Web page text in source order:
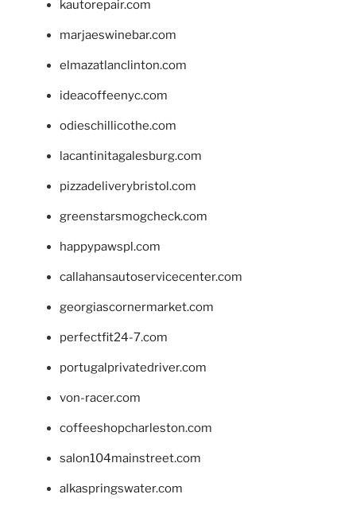
kautorepair.com
marjaeswinebar.com
elmazatlanclinton.com
ideacoffeenyc.com
odieschillicothe.com
lacantinitagalesburg.com
pizzadeliverybristol.com
greenstarsmogcheck.com
happypawspl.com
callahansautoservicecenter.com
georgiascornermarket.com
perfectfit24-7.com
portugalprivatedriver.com
von-racer.com
coffeeshopcharleston.com
salon104mainstreet.com
alkaspringswater.com